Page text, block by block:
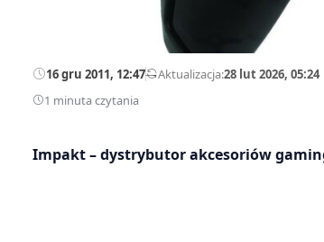
16 gru 2011, 12:47—Aktualizacja:28 lut 2026, 05:24
1 minuta czytania
Impakt – dystrybutor akcesoriów